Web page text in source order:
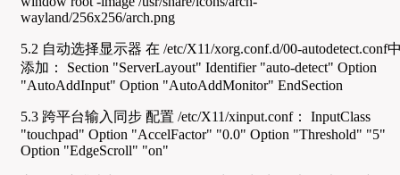
wayland/256x256/arch.png
5.2 自动选择显示器 在 /etc/X11/xorg.conf.d/00-autodetect.conf
添加： Section "ServerLayout" Identifier "auto-detect" Option
"AutoAddInput" Option "AutoAddMonitor" EndSection
5.3 跨平台输入同步 配置 /etc/X11/xinput.conf： InputClass
"touchpad" Option "AccelFactor" "0.0" Option "Threshold" "5"
Option "EdgeScroll" "on"